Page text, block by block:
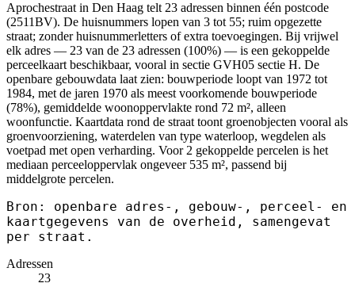
Aprochestraat in Den Haag telt 23 adressen binnen één postcode
(2511BV). De huisnummers lopen van 3 tot 55; ruim opgezette
straat; zonder huisnummerletters of extra toevoegingen. Bij vrijwel
elk adres — 23 van de 23 adressen (100%) — is een gekoppelde
perceelkaart beschikbaar, vooral in sectie GVH05 sectie H. De
openbare gebouwdata laat zien: bouwperiode loopt van 1972 tot
1984, met de jaren 1970 als meest voorkomende bouwperiode
(78%), gemiddelde woonoppervlakte rond 72 m², alleen
woonfunctie. Kaartdata rond de straat toont groenobjecten vooral als
groenvoorziening, waterdelen van type waterloop, wegdelen als
voetpad met open verharding. Voor 2 gekoppelde percelen is het
mediaan perceeloppervlak ongeveer 535 m², passend bij
middelgrote percelen.
Bron: openbare adres-, gebouw-, perceel- en
kaartgegevens van de overheid, samengevat
per straat.
Adressen
23